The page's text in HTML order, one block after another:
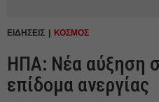
ΕΙΔΗΣΕΙΣ ΚΟΣΜΟΣ
ΗΠΑ: Νέα αύξηση
επίδομα ανεργίας